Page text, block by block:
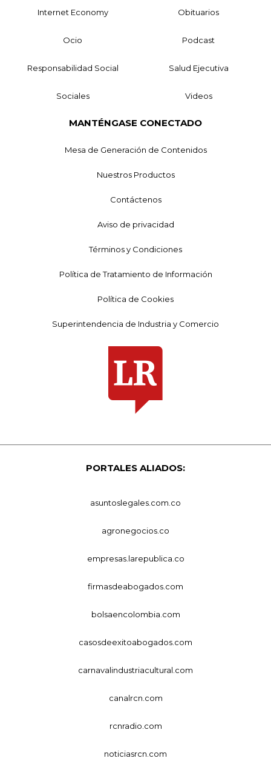
Internet Economy Obituarios
Ocio Podcast
Responsabilidad Social Salud Ejecutiva
Sociales Videos
MANTÉNGASE CONECTADO
Mesa de Generación de Contenidos
Nuestros Productos
Contáctenos
Aviso de privacidad
Términos y Condiciones
Política de Tratamiento de Información
Política de Cookies
Superintendencia de Industria y Comercio
PORTALES ALIADOS:
asuntoslegales.com.co
agronegocios.co
empresas.larepublica.co
firmasdeabogados.com
bolsaencolombia.com
casosdeexitoabogados.com
carnavalindustriacultural.com
canalrcn.com
rcnradio.com
noticiasrcn.com